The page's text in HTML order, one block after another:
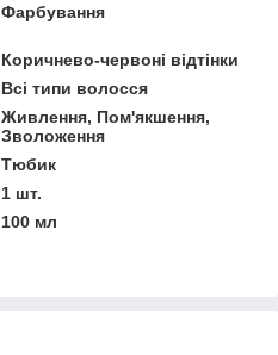
Фарбування
Коричнево-червоні відтінки
Всі типи волосся
Живлення, Пом'якшення,
Зволоження
Тюбик
1 шт.
100 мл